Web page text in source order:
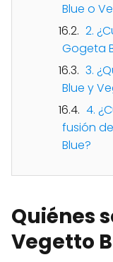
Blue o
2.
Gogeta
3.
Blue y
4.
fusión
Blue?
Quiénes
Vegetto